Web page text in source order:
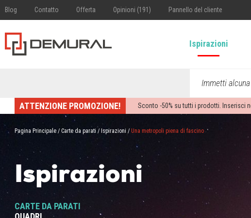
Blog Contatto Offerta Opinioni (191) Pannello del cliente
Ispirazioni
Immetti
ATTENZIONE PROMOZIONE! Sconto -50% su tutti i prodotti. Inserisci
Pagina Principale / Carte da parati / Ispirazioni / Una metropoli piena di fascino
Ispirazioni
CARTE DA PARATI